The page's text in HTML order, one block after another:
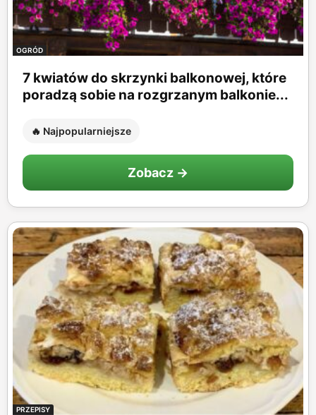
OGRÓD
7 kwiatów do skrzynki balkonowej, które
poradzą sobie na rozgrzanym balkonie...
🔥 Najpopularniejsze
Zobacz →
PRZEPISY